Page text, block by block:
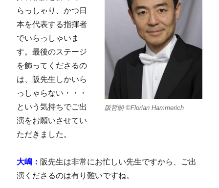
阪哲朗 ©Florian Hammerich
らっしゃり、かつ日
本を代表する指揮者
でいらっしゃいま
す。最後のステージ
を飾ってくださるの
は、阪先生しかいら
っしゃらない・・・
という気持ちでご出
演をお願いさせてい
ただきました。
大嶋： 阪先生は非常にお忙しい先生ですから、ご出
演くださるのは有り難いですね。